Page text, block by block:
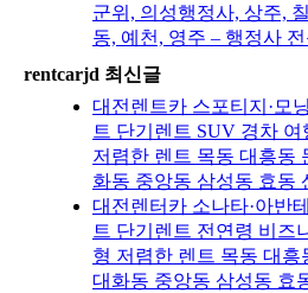
군위, 의성행정사, 상주,
동, 예천, 영주 – 행정사
rentcarjd 최신글
대전렌트카 스포티지·모
트 단기렌트 SUV 경차
저렴한 렌트 목동 대흥동
화동 중앙동 삼성동 효동
대전렌터카 소나타·아반
트 단기렌트 전연령 비즈
형 저렴한 렌트 목동 대
대화동 중앙동 삼성동 효